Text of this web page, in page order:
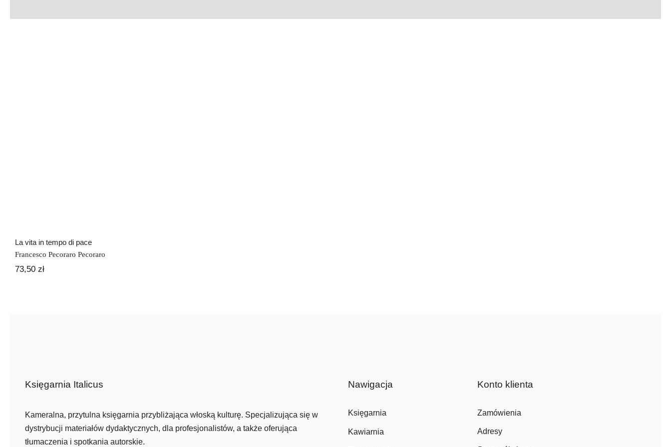
La vita in tempo di pace
Francesco Pecoraro Pecoraro
73,50 zł
Księgarnia Italicus
Kameralna, przytulna księgarnia przybliżająca włoską kulturę. Specjalizująca się w
dystrybucji materiałów dydaktycznych, dla profesjonalistów, a także oferująca
tłumaczenia i spotkania autorskie.
Nawigacja
Księgarnia
Kawiarnia
Konto klienta
Zamówienia
Adresy